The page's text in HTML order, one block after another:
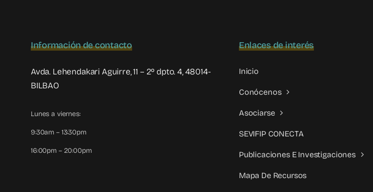
de
Información de contacto
Avda. Lehendakari Aguirre, 11 – 2º dpto. 4, 48014-
BILBAO
Lunes a viernes:
9:30am – 13:30pm
16:00pm – 20:00pm
Enlaces de interés
Inicio
Conócenos
Asociarse
SEVIFIP CONECTA
Publicaciones E Investigaciones
Mapa De Recursos